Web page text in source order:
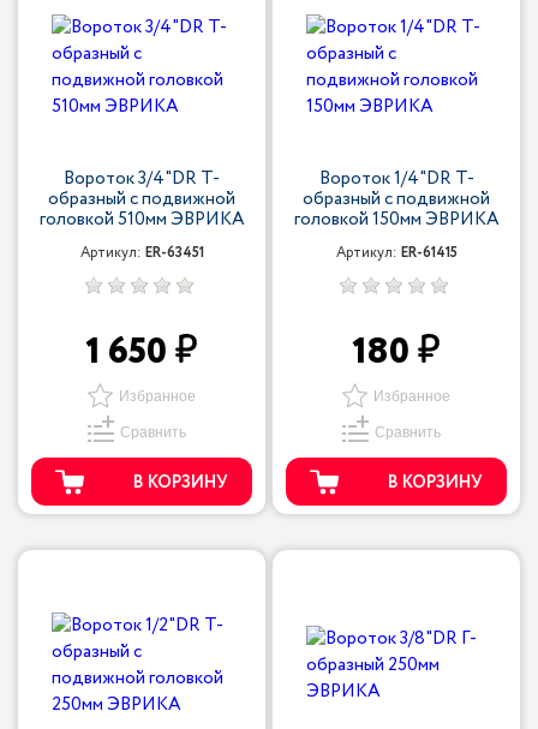
Вороток 3/4"DR Т-
образный с подвижной
головкой 510мм ЭВРИКА
Артикул: ER-63451
1 650
Избранное
Сравнить
В КОРЗИНУ
Вороток 1/4"DR Т-
образный с подвижной
головкой 150мм ЭВРИКА
Артикул: ER-61415
180
Избранное
Сравнить
В КОРЗИНУ